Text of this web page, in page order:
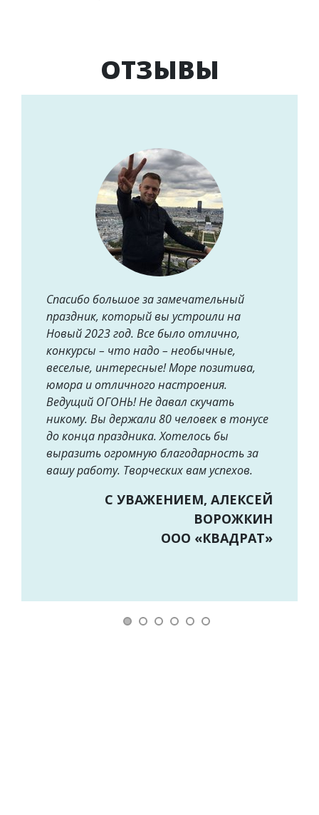
ОТЗЫВЫ
Спасибо большое за замечательный
праздник, который вы устроили на
Новый 2023 год. Все было отлично,
конкурсы – что надо – необычные,
веселые, интересные! Море позитива,
юмора и отличного настроения.
Ведущий ОГОНЬ! Не давал скучать
никому. Вы держали 80 человек в тонусе
до конца праздника. Хотелось бы
выразить огромную благодарность за
вашу работу. Творческих вам успехов.
С УВАЖЕНИЕМ, АЛЕКСЕЙ
ВОРОЖКИН
ООО «КВАДРАТ»